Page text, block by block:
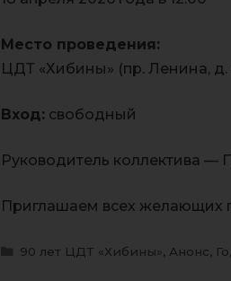
Место проведения:
ЦДТ «Хибины» (пр. Ленина, д.
Вход: свободный
Руководитель коллектива —
Приглашаем всех желающих
90 лет ЦДТ «Хибины» Анонс